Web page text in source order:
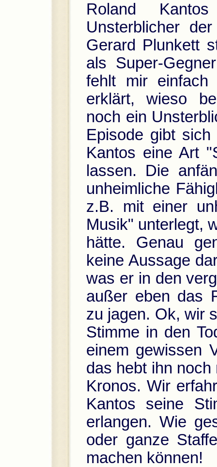
Roland
Unsterblicher
Gerard Plunkett
als Super-
fehlt mir einfach
erklärt, wieso
noch ein
Episode gibt
Kantos eine Art
lassen. Die
unheimliche
z.B. mit einer
Musik" unterlegt,
hätte. Genau
keine Aussage
was er in den
außer eben das
zu jagen. Ok, wir
Stimme in den
einem gewissen
das hebt ihn
Kronos. Wir
Kantos seine
erlangen. Wie
oder ganze
machen können!